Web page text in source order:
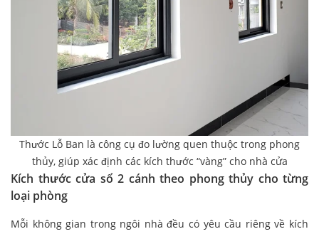
Thước Lỗ Ban là công cụ đo lường quen thuộc trong phong
thủy, giúp xác định các kích thước “vàng” cho nhà cửa
Kích thước cửa sổ 2 cánh theo phong thủy cho từng
loại phòng
Mỗi không gian trong ngôi nhà đều có yêu cầu riêng về kích